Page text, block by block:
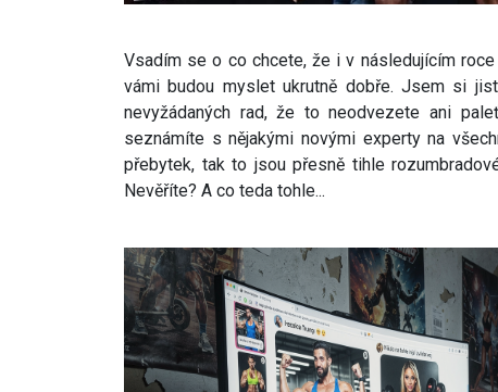
Vsadím se o co chcete, že i v následujícím
vámi budou myslet ukrutně dobře. Jsem si
nevyžádaných rad, že to neodvezete ani
seznámíte s nějakými novými experty na
přebytek, tak to jsou přesně tihle
Nevěříte? A co teda tohle...